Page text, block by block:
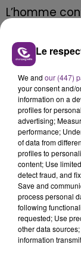
L’homme
FIL
5 août 2026
UN FEU DE
Un feu de
fin de
Le
We and our (447)
your consent and/
information on a
profiles for
advertising;
performance;
of data from
profiles to
content; Use
detect fraud, and
Save and
process personal
following
requested; Use
other data
information